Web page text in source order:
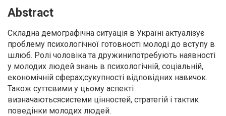
Abstract
Складна демографічна ситуація в Україні актуалізує
проблему психологічної готовності молоді до вступу в
шлюб. Ролі чоловіка та дружинипотребують наявності
у молодих людей знань в психологічній, соціальній,
економічній сферах;сукупності відповідних навичок.
Також суттєвими у цьому аспекті
визначаютьсясистеми цінностей, стратегій і тактик
поведінки молодих людей.